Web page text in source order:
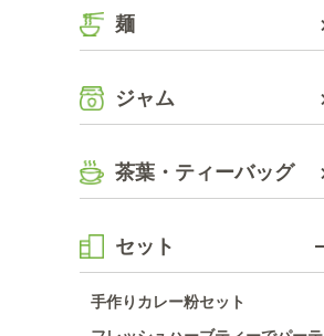
麺
ジャム
茶葉・ティーバッグ
セット
手作りカレー粉セット